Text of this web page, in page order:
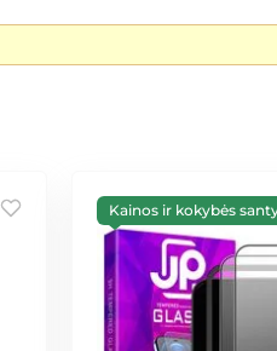
Kainos ir kokybės